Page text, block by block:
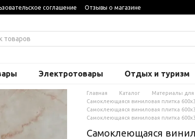
соглашение Отзывы о магазине
Электротовары Отдых и туризм
Главная Каталог Материалы для
Самоклеющаяся виниловая плитка
Самоклеющаяся виниловая плитка
Самоклеющаяся виниловая плитка
Самоклеющаяся